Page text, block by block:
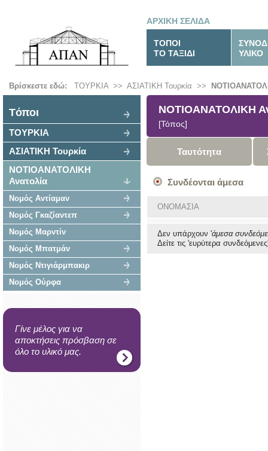
ΑΡΧΙΚΗ ΣΕΛΙΔΑ
ΤΟΠΟΙ
ΤΟ ΤΑΞΙΔΙ
ΥΛΙΚΟ
Βρίσκεστε εδώ: ΤΟΥΡΚΙΑ>> ΑΣΙΑΤΙΚΗ Τουρκία >>
Tόποι
ΤΟΥΡΚΙΑ
ΑΣΙΑΤΙΚΗ Τουρκία
ΝΟΤΙΟΑΝΑΤΟΛΙΚΗ
Ανατολία
Νομός Αντίαμαν
Νομός Γκαζίαντεπ
Νομός Μαρντίν
Νομός Μπατμάν
Νομός Ντιγιάρμπακιρ
Νομός Ούρφα
Γίνε μέλος για να
αποκτήσεις πρόσβαση σε
όλο το υλικό μας.
ΝΟΤΙΟΑΝΑΤΟΛΙΚΗ
[Τόπος]
Ταυτότητα
Συνδέονται άμεσα
ΟΝΟΜΑΣΙΑ
Δεν υπάρχουν 'άμεσα
Δείτε τις 'ευρύτερα